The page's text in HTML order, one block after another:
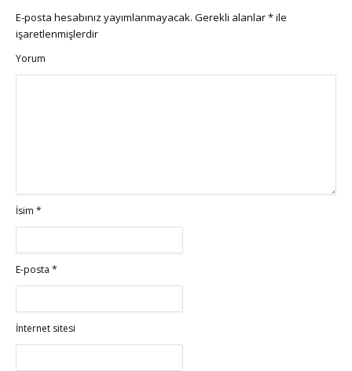
E-posta hesabınız yayımlanmayacak. Gerekli alanlar*ile
işaretlenmişlerdir
Yorum
İsim *
E-posta *
İnternet sitesi